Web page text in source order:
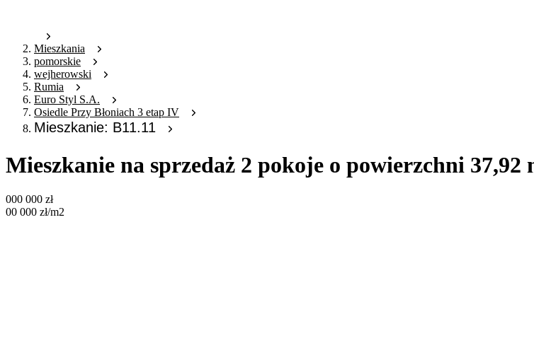
Mieszkania
pomorskie
wejherowski
Rumia
Euro Styl S.A.
Osiedle Przy Błoniach 3 etap IV
Mieszkanie: B11.11
Mieszkanie na sprzedaż 2 pokoje o powierzchni 37,92
000 000 zł
00 000 zł/m2